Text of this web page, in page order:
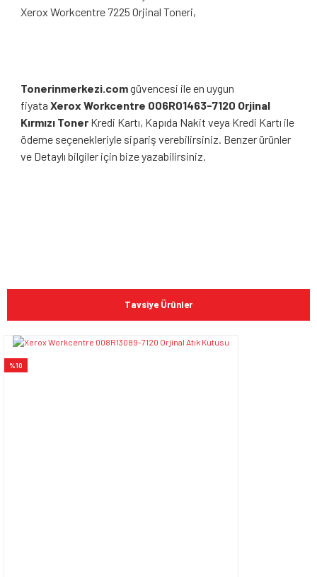
Xerox Workcentre 7225 Orjinal Toneri,
Tonerinmerkezi.comgüvencesi ile en uygun
fiyata Xerox Workcentre 006R01463-7120 Orjinal
Kırmızı Toner Kredi Kartı, Kapıda Nakit veya Kredi Kartı ile
ödeme seçenekleriyle sipariş verebilirsiniz. Benzer ürünler
ve Detaylı bilgiler için bize yazabilirsiniz.
Bu ürüne ilk yorumu siz yapın!
Yorum Yaz
konularda yetersiz gördüğünüz noktaları öneri formunu
kullanarak tarafımıza iletebilirsiniz.
Tavsiye Ürünler
%10